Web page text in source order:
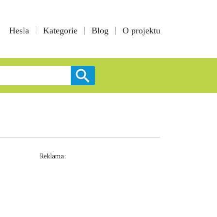
Hesla Kategorie Blog O projektu
Reklama: